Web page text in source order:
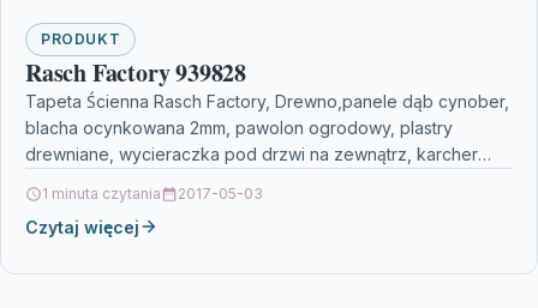
PRODUKT
Rasch Factory 939828
Tapeta Ścienna Rasch Factory, Drewno,panele dąb cynober,
blacha ocynkowana 2mm, pawolon ogrodowy, plastry
drewniane, wycieraczka pod drzwi na zewnątrz, karcher
1 minuta czytania 2017-05-03
Czytaj więcej